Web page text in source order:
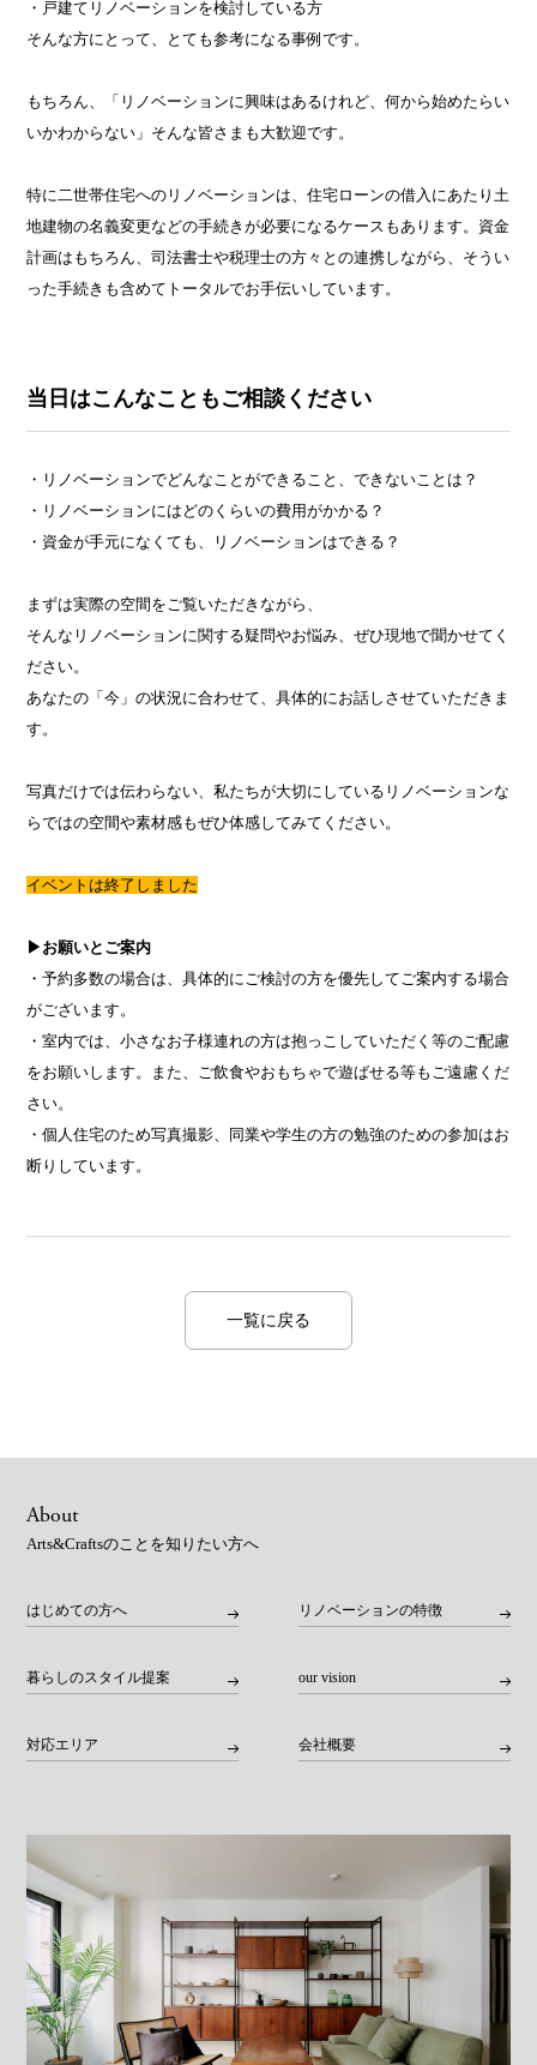
・戸建てリノベーションを検討している方
そんな方にとって、とても参考になる事例です。
もちろん、「リノベーションに興味はあるけれど、何から始めたらい
いかわからない」そんな皆さまも大歓迎です。
特に二世帯住宅へのリノベーションは、住宅ローンの借入にあたり土
地建物の名義変更などの手続きが必要になるケースもあります。資金
計画はもちろん、司法書士や税理士の方々との連携しながら、そうい
った手続きも含めてトータルでお手伝いしています。
当日はこんなこともご相談ください
・リノベーションでどんなことができること、できないことは？
・リノベーションにはどのくらいの費用がかかる？
・資金が手元になくても、リノベーションはできる？
まずは実際の空間をご覧いただきながら、
そんなリノベーションに関する疑問やお悩み、ぜひ現地で聞かせてく
ださい。
あなたの「今」の状況に合わせて、具体的にお話しさせていただきま
す。
写真だけでは伝わらない、私たちが大切にしているリノベーションな
らではの空間や素材感もぜひ体感してみてください。
イベントは終了しました
▶︎お願いとご案内
・予約多数の場合は、具体的にご検討の方を優先してご案内する場合
がございます。
・室内では、小さなお子様連れの方は抱っこしていただく等のご配慮
をお願いします。また、ご飲食やおもちゃで遊ばせる等もご遠慮くだ
さい。
・個人住宅のため写真撮影、同業や学生の方の勉強のための参加はお
断りしています。
一覧に戻る
About
Arts&Craftsのことを知りたい方へ
はじめての方へ リノベーションの特徴
暮らしのスタイル提案 our vision
対応エリア 会社概要